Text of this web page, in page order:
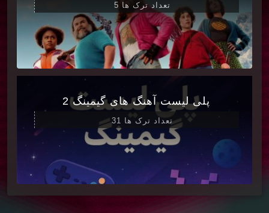
تعداد ترک ها 5
پلی لیست آهنگ های گیمینگ 2
تعداد ترک ها 31